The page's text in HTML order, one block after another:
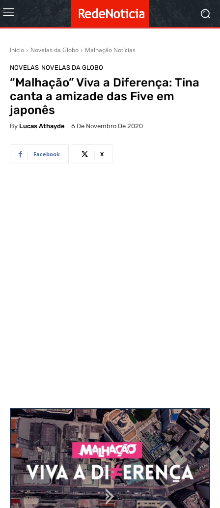
Início Novelas da Globo Malhação Notícias
NOVELAS NOVELAS DA GLOBO
“Malhação” Viva a Diferença: Tina
canta a amizade das Five em
japonês
By Lucas Athayde 6 De Novembro De 2020
Facebook X